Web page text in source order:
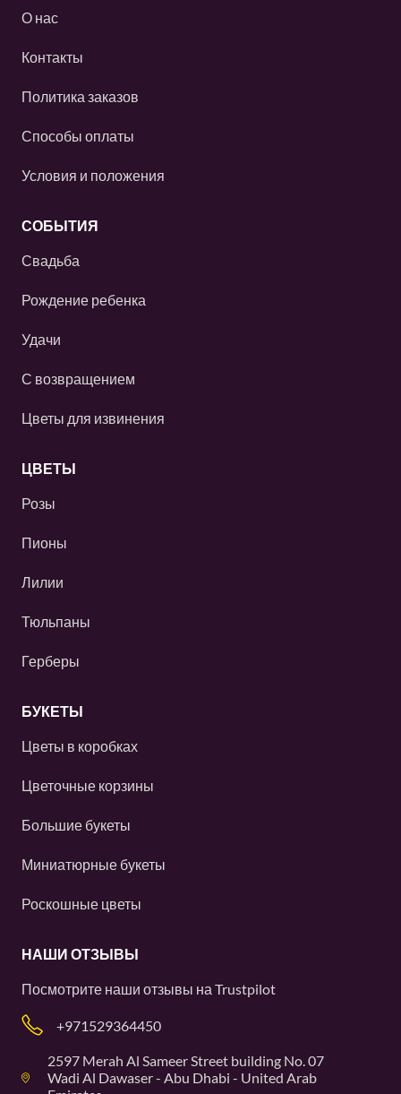
О нас
Контакты
Политика заказов
Способы оплаты
Условия и положения
СОБЫТИЯ
Свадьба
Рождение ребенка
Удачи
С возвращением
Цветы для извинения
ЦВЕТЫ
Розы
Пионы
Лилии
Тюльпаны
Герберы
БУКЕТЫ
Цветы в коробках
Цветочные корзины
Большие букеты
Миниатюрные букеты
Роскошные цветы
НАШИ ОТЗЫВЫ
Посмотрите наши отзывы на Trustpilot
+971529364450
2597 Merah Al Sameer Street building No. 07
Wadi Al Dawaser - Abu Dhabi - United Arab